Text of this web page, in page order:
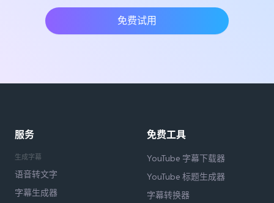
免费试用
服务
生成字幕
语音转文字
字幕生成器
免费工具
YouTube 字幕下载器
YouTube 标题生成器
字幕转换器